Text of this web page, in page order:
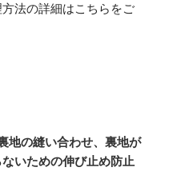
法の詳細はこちらをご
地の縫い合わせ、裏地が
いための伸び止め防止